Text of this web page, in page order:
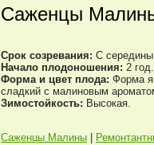
Cаженцы
Срок созревания: С
Начало плодоношения: 2
Форма и цвет плода: Форма
сладкий с малиновым
Зимостойкость: Высокая.
Cаженцы Малины